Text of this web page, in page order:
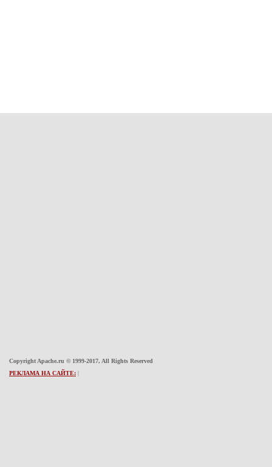
Copyright Apache.ru © 1999-2017, All Rights Reserved
РЕКЛАМА НА САЙТЕ: |